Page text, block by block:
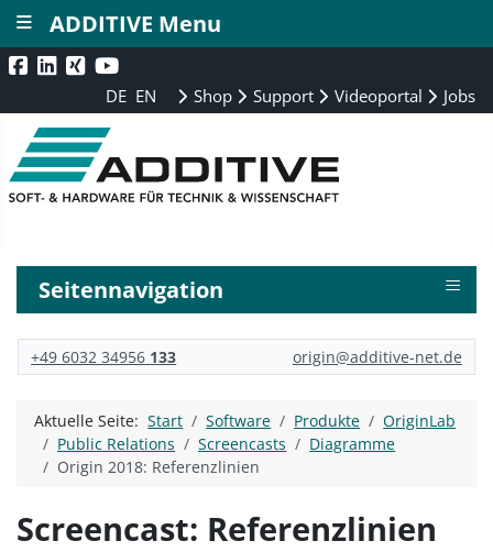
DE EN Shop Support Videoportal Jobs
Seitennavigation ≡
+49 6032 34956 133 origin@additive-net.de
Aktuelle Seite:Start Software Produkte
OriginLab
Public Relations
Screencasts
Diagramme
Origin 2018: Referenzlinien
Screencast: Referenzlinien
ADDITIVE Menu
≡